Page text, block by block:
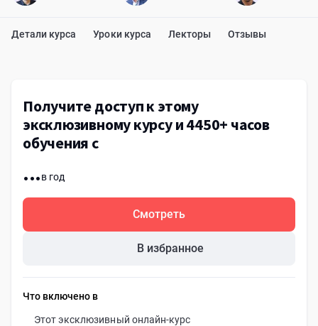
Детали курса Уроки курса Лекторы Отзывы
Получите доступ к этому
эксклюзивному курсу и 4450+ часов
обучения с
...в год
Смотреть
В избранное
Что включено в
Этот эксклюзивный онлайн-курс